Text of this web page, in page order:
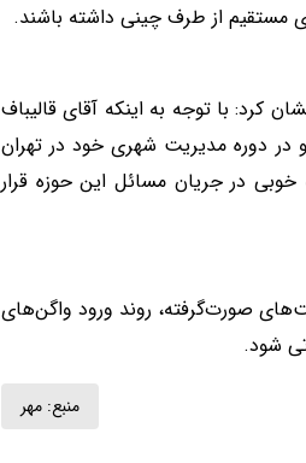
مستقیم از طرف چینی داشته باشند.
کرد: با توجه به اینکه آقای قالیباف
و در دوره مدیریت شهری خود در تهران
به خوبی در جریان مسائل این حوزه قرار
صورت‌گرفته، روند ورود واگن‌های
شود.
منبع: مهر